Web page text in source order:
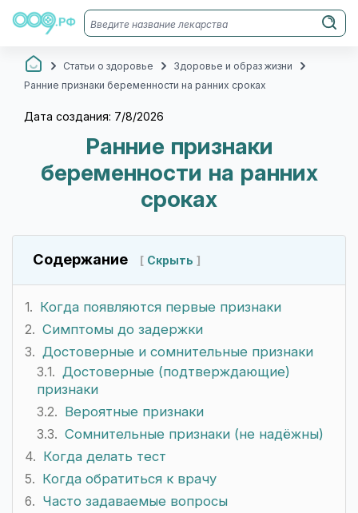
Статьи о здоровье
Здоровье и образ жизни
Ранние признаки беременности на ранних сроках
Дата создания: 7/8/2026
Ранние признаки
беременности на ранних
сроках
Содержание Скрыть
Когда появляются первые признаки
Симптомы до задержки
Достоверные и сомнительные признаки
Достоверные (подтверждающие)
признаки
Вероятные признаки
Сомнительные признаки (не надёжны)
Когда делать тест
Когда обратиться к врачу
Часто задаваемые вопросы